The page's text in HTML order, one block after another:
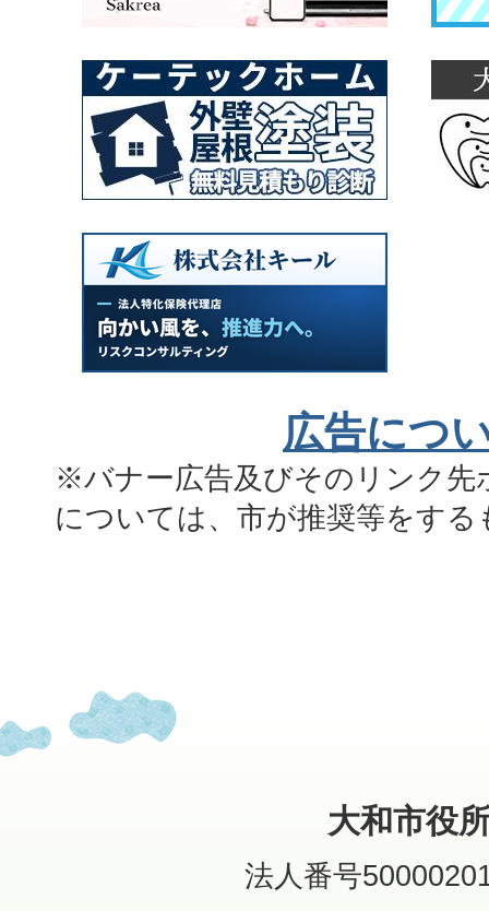
広告につ
※バナー広告及びそのリンク先
については、市が推奨等をす
大和市役
法人番号